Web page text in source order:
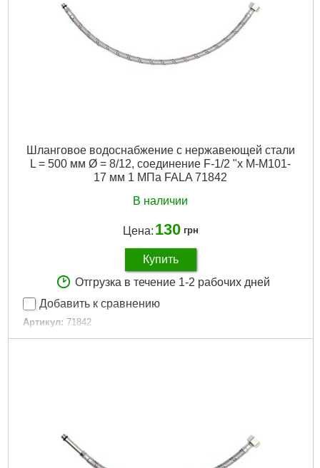
Шланговое водоснабжение с нержавеющей стали
L = 500 мм Ø = 8/12, соединение F-1/2 "x M-M101-
17 мм 1 МПа FALA 71842
В наличии
Цена: 130 грн
Купить
Отгрузка в течение 1-2 рабочих дней
Добавить к сравнению
Артикул: 71842
Код товара: 30.57.27